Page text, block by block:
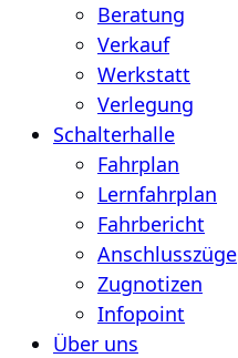
Beratung
Verkauf
Werkstatt
Verlegung
Schalterhalle
Fahrplan
Lernfahrplan
Fahrbericht
Anschlusszüge
Zugnotizen
Infopoint
Über uns